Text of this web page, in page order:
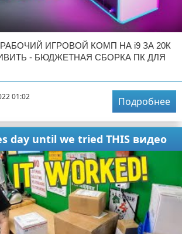
ИГРОВОЙ КОМП НА i9 ЗА 20К
- БЮДЖЕТНАЯ СБОРКА ПК ДЛЯ
01:02
Подробнее
day until we tried THIS видео